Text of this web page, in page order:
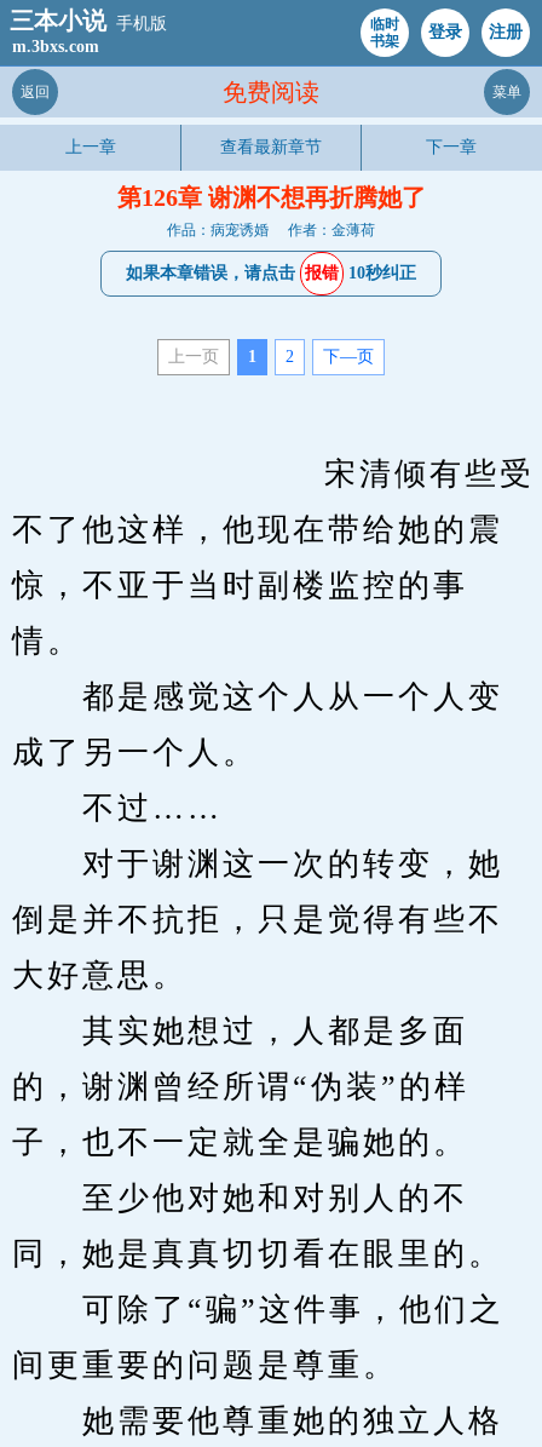
三本小说 手机版
m.3bxs.com
临时
书架
登录 注册
免费阅读
返回 菜单
上一章 查看最新章节 下一章
第126章 谢渊不想再折腾她了
作品：病宠诱婚 作者：金薄荷
如果本章错误，请点击 报错 10秒纠正
上一页 1 2 下—页
宋清倾有些受
不了他这样，他现在带给她的震
惊，不亚于当时副楼监控的事
情。
都是感觉这个人从一个人变
成了另一个人。
不过……
对于谢渊这一次的转变，她
倒是并不抗拒，只是觉得有些不
大好意思。
其实她想过，人都是多面
的，谢渊曾经所谓“伪装”的样
子，也不一定就全是骗她的。
至少他对她和对别人的不
同，她是真真切切看在眼里的。
可除了“骗”这件事，他们之
间更重要的问题是尊重。
她需要他尊重她的独立人格